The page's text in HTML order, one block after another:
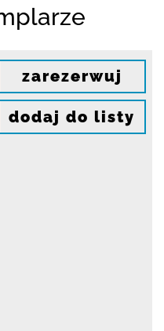
zarezerwuj
dodaj do listy